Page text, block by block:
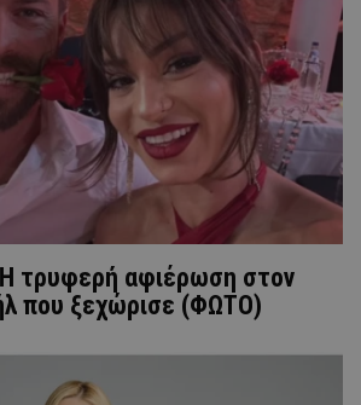
τρυφερή αφιέρωση στον
που ξεχώρισε (ΦΩΤΟ)